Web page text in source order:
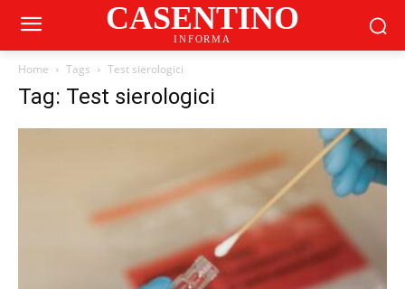
CASENTINO
INFORMA
Home Tags Test sierologici
Tag: Test sierologici